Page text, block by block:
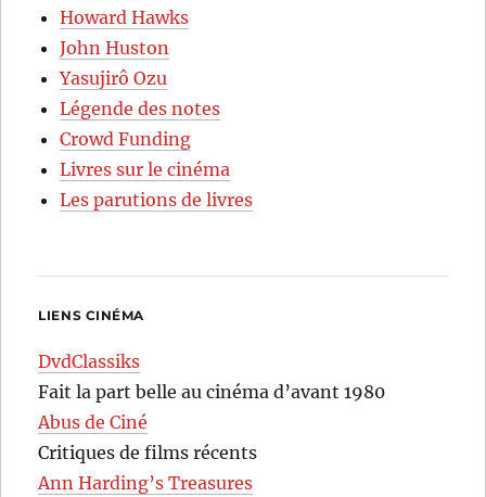
Howard Hawks
John Huston
Yasujirô Ozu
Légende des notes
Crowd Funding
Livres sur le cinéma
Les parutions de livres
LIENS CINÉMA
DvdClassiks
Fait la part belle au cinéma d’avant 1980
Abus de Ciné
Critiques de films récents
Ann Harding’s Treasures